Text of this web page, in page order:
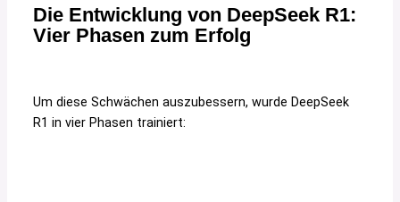
Die Entwicklung von DeepSeek R1:
Vier Phasen zum Erfolg
Um diese Schwächen auszubessern, wurde DeepSeek
R1 in vier Phasen trainiert: